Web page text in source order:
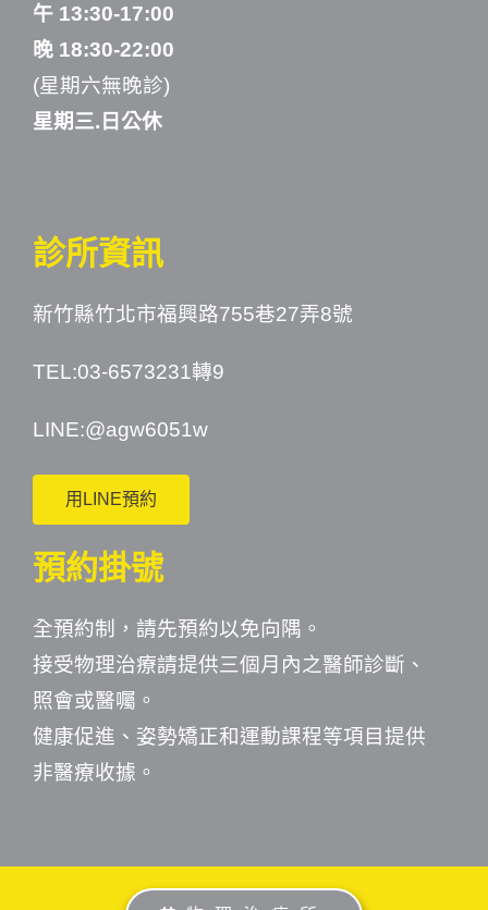
午 13:30-17:00
晚 18:30-22:00
(星期六無晚診)
星期三.日公休
診所資訊
新竹縣竹北市福興路755巷27弄8號
TEL:03-6573231轉9
LINE:@agw6051w
用LINE預約
預約掛號
全預約制，請先預約以免向隅。
接受物理治療請提供三個月內之醫師診斷、
照會或醫囑。
健康促進、姿勢矯正和運動課程等項目提供
非醫療收據。